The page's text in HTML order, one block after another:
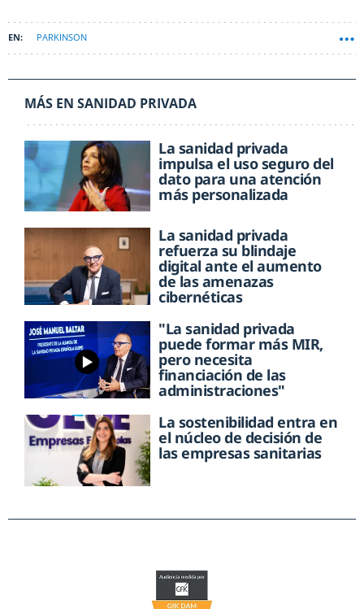
PARKINSON
MÁS EN SANIDAD PRIVADA
La sanidad privada
impulsa el uso seguro del
dato para una atención
más personalizada
La sanidad privada
refuerza su blindaje
digital ante el aumento
de las amenazas
cibernéticas
"La sanidad privada
puede formar más MIR,
pero necesita
financiación de las
administraciones"
La sostenibilidad entra en
el núcleo de decisión de
las empresas sanitarias